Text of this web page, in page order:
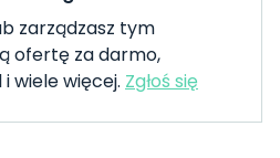
zarządzasz tym
ofertę za darmo,
wiele więcej. Zgłoś się